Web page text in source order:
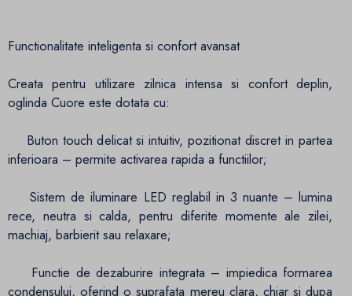
Functionalitate inteligenta si confort avansat
Creata pentru utilizare zilnica intensa si confort deplin,
oglinda Cuore este dotata cu:
Buton touch delicat si intuitiv, pozitionat discret in partea
inferioara – permite activarea rapida a functiilor;
Sistem de iluminare LED reglabil in 3 nuante – lumina
rece, neutra si calda, pentru diferite momente ale zilei,
machiaj, barbierit sau relaxare;
Functie de dezaburire integrata – impiedica formarea
condensului, oferind o suprafata mereu clara, chiar si dupa